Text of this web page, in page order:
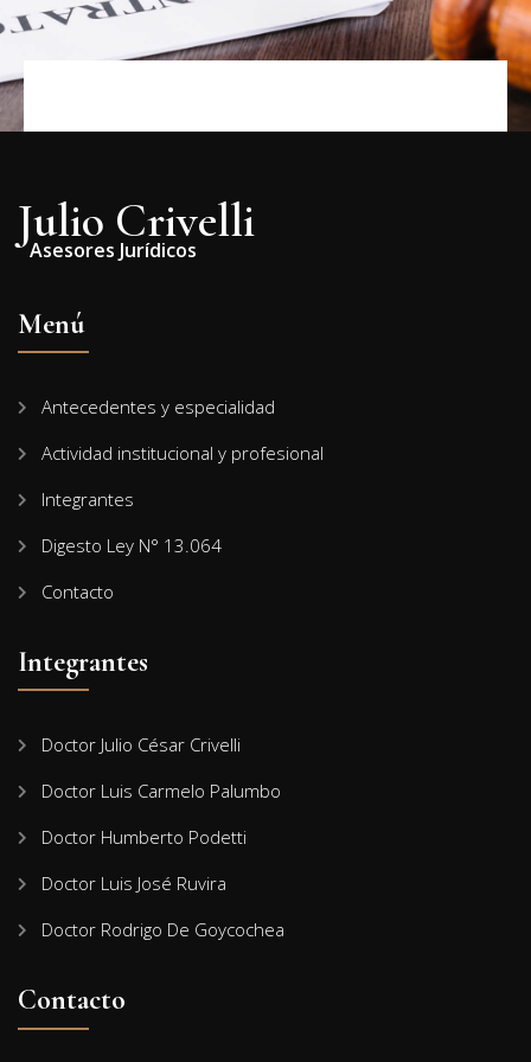
Julio Crivelli
Asesores Jurídicos
Menú
Antecedentes y especialidad
Actividad institucional y profesional
Integrantes
Digesto Ley N° 13.064
Contacto
Integrantes
Doctor Julio César Crivelli
Doctor Luis Carmelo Palumbo
Doctor Humberto Podetti
Doctor Luis José Ruvira
Doctor Rodrigo De Goycochea
Contacto